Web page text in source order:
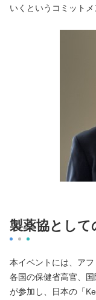
いくというコミットメ
製薬協として
本イベントには、ア
各国の保健省高官、
が参加し、日本の「